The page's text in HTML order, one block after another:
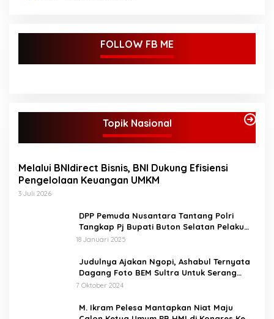
FOLLOW FB ME
Topik Nasional
Melalui BNIdirect Bisnis, BNI Dukung Efisiensi
Pengelolaan Keuangan UMKM
3 Juli 2026
DPP Pemuda Nusantara Tantang Polri
Tangkap Pj Bupati Buton Selatan Pelaku
Penganiaya Aktvis HMI
18 Januari 2025
Judulnya Ajakan Ngopi, Ashabul Ternyata
Dagang Foto BEM Sultra Untuk Serang
Paslon
7 Oktober 2024
M. Ikram Pelesa Mantapkan Niat Maju